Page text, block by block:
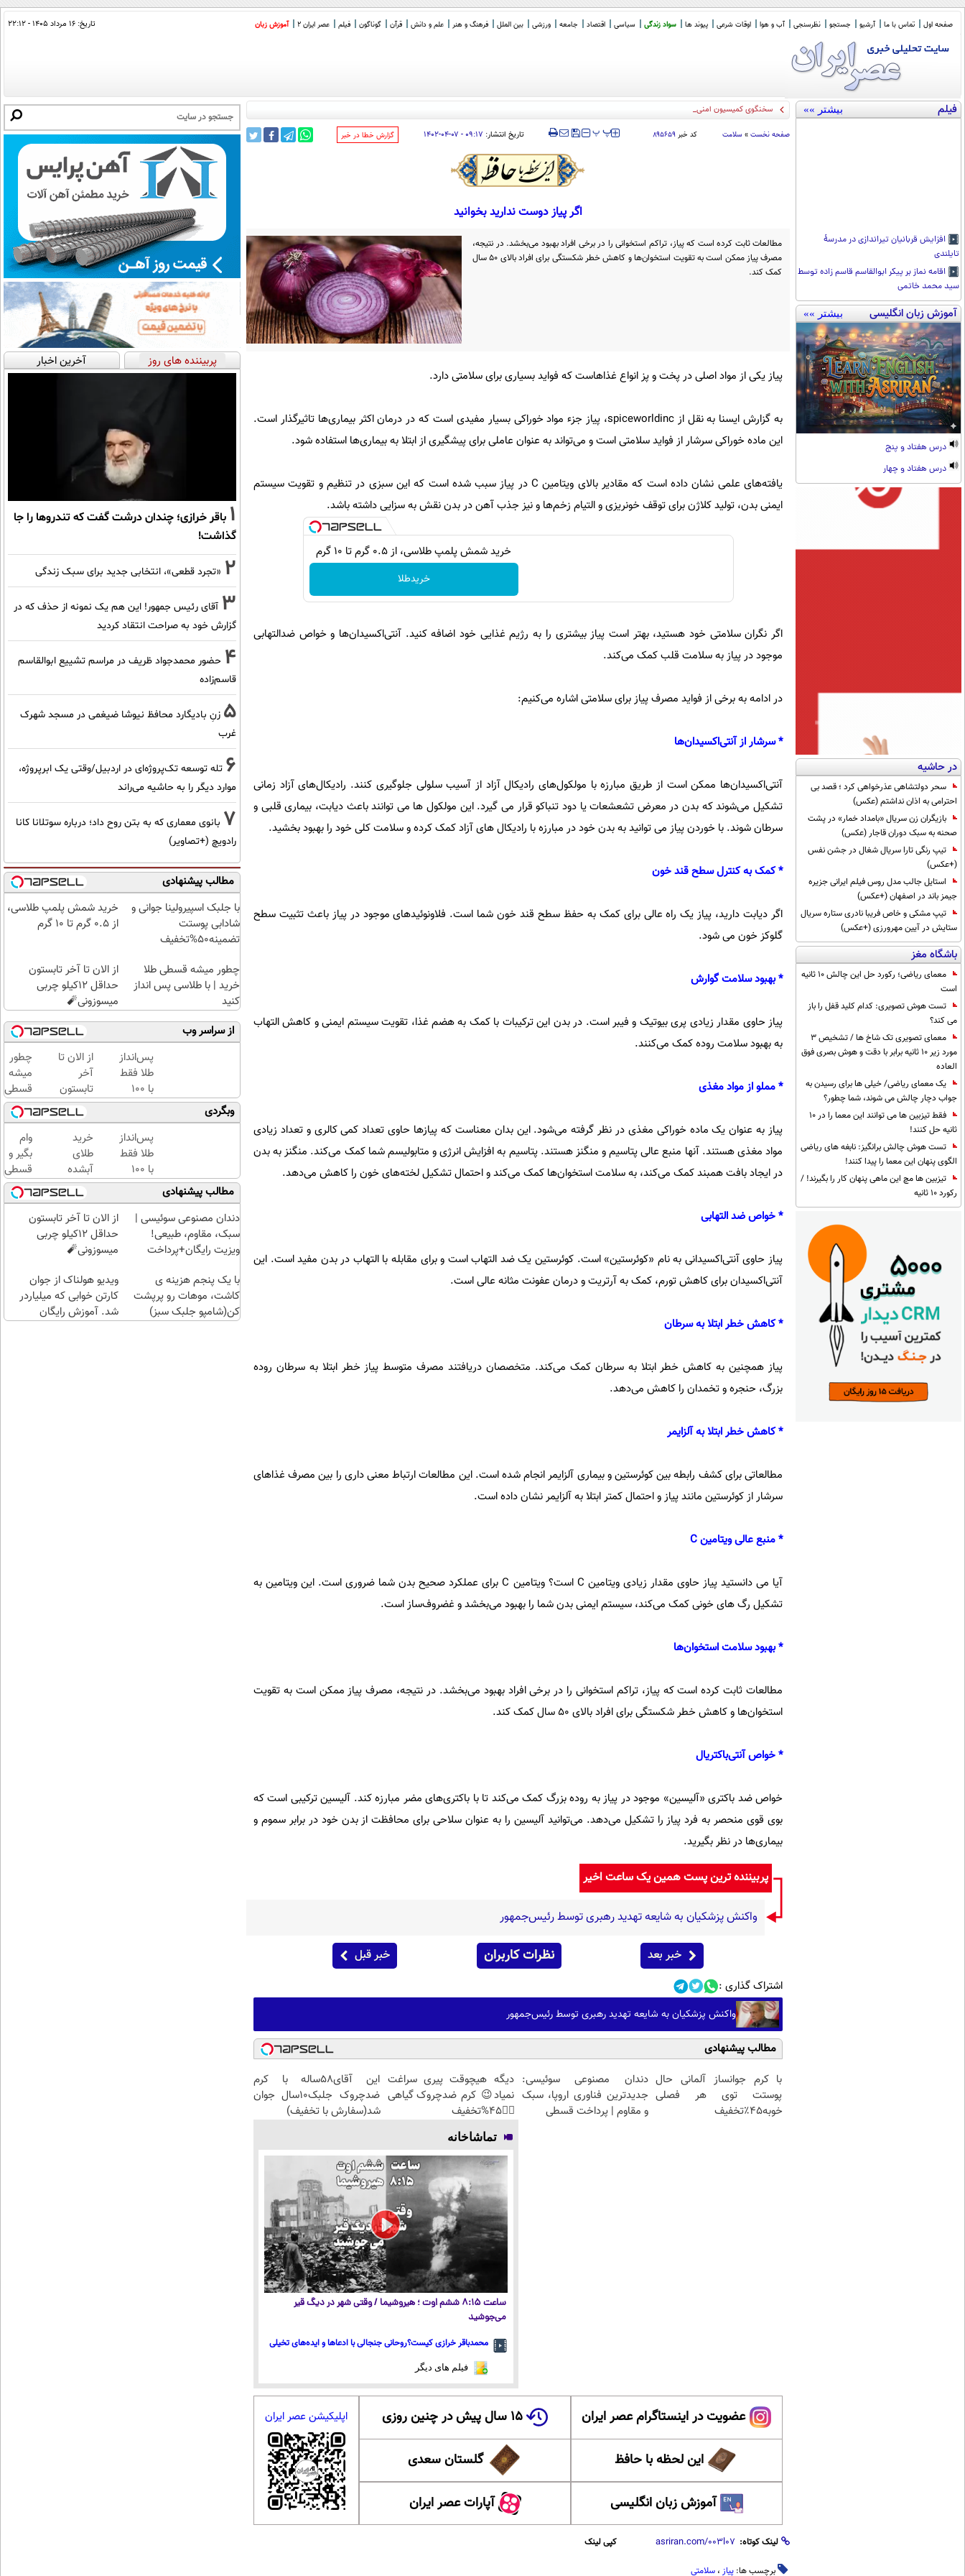
صفحه اول تماس با ما آرشیو جستجو نظرسنجی آب و هوا اوقات شرعی پیوند ها سواد زندگی سیاسی اقتصاد جامعه ورزشی بین الملل فرهنگ و هنر علم و دانش قرآن گوناگون فیلم عصر ایران 2 آموزش زبان تاریخ: ۱۶ مرداد ۱۴۰۵ - ۲۲:۱۲
فیلم بیشتر »»
افزایش قربانیان تیراندازی در مدرسۀ
تایلندی
اقامه نماز بر پیکر ابوالقاسم قاسم زاده توسط
سید محمد خاتمی
آموزش زبان انگلیسی بیشتر »»
درس هفتاد و پنج
درس هفتاد و چهار
در حاشیه
سحر دولتشاهی عذرخواهی کرد ؛ قصد بی
احترامی به اذان نداشتم (عکس)
بازیگران زن سریال «بامداد خمار» در پشت
صحنه به سبک دوران قاجار (عکس)
تیپ رنگی تارا سریال شغال در جشن نفس
(+عکس)
استایل جالب مدل روس فیلم ایرانی جزیره
جیمز باند در اصفهان (+عکس)
تیپ مشکی و خاص فریبا نادری ستاره سریال
ستایش در آیین مهرورزی (+عکس)
باشگاه مغز
معمای ریاضی؛ رکورد حل این چالش 10 ثانیه
است
تست هوش تصویری: کدام کلید قفل را باز
می کند؟
معمای تصویری تک شاخ ها / تشخیص 3
مورد زیر 10 ثانیه برابر با دقت و هوش بصری فوق
العاده
یک معمای ریاضی/ خیلی ها برای رسیدن به
جواب دچار چالش می شوند، شما چطور؟
فقط تیزبین ها می توانند این معما را در 10
ثانیه حل کنند!
تست هوش چالش برانگیز: نابغه های ریاضی
الگوی پنهان این معما را پیدا کنند!
تیزبین ها مچ این ماهی پنهان کار را بگیرند! /
رکورد 10 ثانیه
سخنگوی کمیسیون امنیت: چارچوب کلی مذاکرا
صفحه نخست » سلامت کد خبر۸۹۵۶۵۹ ‍‍‍ پ پ تاریخ انتشار: ۰۹:۱۷ - ۰۷-۰۴-۱۴۰۲ ‌گزارش خطا در خبر
اگر پیاز دوست ندارید بخوانید
مطالعات ثابت کرده است که پیاز، تراکم استخوانی را در برخی افراد بهبود می‌بخشد. در نتیجه،
مصرف پیاز ممکن است به تقویت استخوان‌ها و کاهش خطر شکستگی برای افراد بالای ۵۰ سال
کمک کند.
پیاز یکی از مواد اصلی در پخت و پز انواع غذاهاست که فواید بسیاری برای سلامتی دارد.
به گزارش ایسنا به نقل از spiceworldinc، پیاز جزء مواد خوراکی بسیار مفیدی است که در درمان اکثر بیماری‌ها تاثیرگذار است.
این ماده خوراکی سرشار از فواید سلامتی است و می‌تواند به عنوان عاملی برای پیشگیری از ابتلا به بیماری‌ها استفاده شود.
یافته‌های علمی نشان داده است که مقادیر بالای ویتامین C در پیاز سبب شده است که این سبزی در تنظیم و تقویت سیستم
ایمنی بدن، تولید کلاژن برای توقف خونریزی و التیام زخم‌ها و نیز جذب آهن در بدن نقش به سزایی داشته باشد.
خرید شمش پلمپ طلاسی، از ۰.۵ گرم تا ۱۰ گرم
خریدطلا
اگر نگران سلامتی خود هستید، بهتر است پیاز بیشتری را به رژیم غذایی خود اضافه کنید. آنتی‌اکسیدان‌ها و خواص ضدالتهابی
موجود در پیاز به سلامت قلب کمک می‌کند.
در ادامه به برخی از فواید مصرف پیاز برای سلامتی اشاره می‌کنیم:
* سرشار از آنتی‌اکسیدان‌ها
آنتی‌اکسیدان‌ها ممکن است از طریق مبارزه با مولکول‌های رادیکال آزاد از آسیب سلولی جلوگیری کنند. رادیکال‌های آزاد زمانی
تشکیل می‌شوند که بدن در معرض تشعشعات یا دود تنباکو قرار می گیرد. این مولکول ها می توانند باعث دیابت، بیماری قلبی و
سرطان شوند. با خوردن پیاز می توانید به بدن خود در مبارزه با رادیکال های آزاد کمک کرده و سلامت کلی خود را بهبود بخشید.
* کمک به کنترل سطح قند خون
اگر دیابت دارید، پیاز یک راه عالی برای کمک به حفظ سطح قند خون شما است. فلاونوئیدهای موجود در پیاز باعث تثبیت سطح
گلوکز خون می شود.
* بهبود سلامت گوارش
پیاز حاوی مقدار زیادی پری بیوتیک و فیبر است. در بدن این ترکیبات با کمک به هضم غذا، تقویت سیستم ایمنی و کاهش التهاب
به بهبود سلامت روده کمک می‌کنند.
* مملو از مواد مغذی
پیاز به عنوان یک ماده خوراکی مغذی در نظر گرفته می‌شود. این بدان معناست که پیازها حاوی تعداد کمی کالری و تعداد زیادی
مواد مغذی هستند. آنها منبع عالی پتاسیم و منگنز هستند. پتاسیم به افزایش انرژی و متابولیسم شما کمک می‌کند. منگنز به بدن
در ایجاد بافت همبند کمک می‌کند، به سلامت استخوان‌ها کمک می‌کند و احتمال تشکیل لخته‌های خون را کاهش می‌دهد.
* خواص ضد التهابی
پیاز حاوی آنتی‌اکسیدانی به نام «کوئرستین» است. کوئرستین یک ضد التهاب است و برای مقابله با التهاب در بدن مفید است. این
آنتی‌اکسیدان برای کاهش تورم، کمک به آرتریت و درمان عفونت مثانه عالی است.
* کاهش خطر ابتلا به سرطان
پیاز همچنین به کاهش خطر ابتلا به سرطان کمک می‌کند. متخصصان دریافتند مصرف متوسط ​​پیاز خطر ابتلا به سرطان روده
بزرگ، حنجره و تخمدان را کاهش می‌دهد.
* کاهش خطر ابتلا به آلزایمر
مطالعاتی برای کشف رابطه بین کوئرستین و بیماری آلزایمر انجام شده است. این مطالعات ارتباط معنی داری را بین مصرف غذاهای
سرشار از کوئرستین مانند پیاز و احتمال کمتر ابتلا به آلزایمر نشان داده است.
* منبع عالی ویتامین C
آیا می دانستید پیاز حاوی مقدار زیادی ویتامین C است؟ ویتامین C برای عملکرد صحیح بدن شما ضروری است. این ویتامین به
تشکیل رگ های خونی کمک می‌کند، سیستم ایمنی بدن شما را بهبود می‌بخشد و غضروف‌ساز است.
* بهبود سلامت استخوان‌ها
مطالعات ثابت کرده است که پیاز، تراکم استخوانی را در برخی افراد بهبود می‌بخشد. در نتیجه، مصرف پیاز ممکن است به تقویت
استخوان‌ها و کاهش خطر شکستگی برای افراد بالای ۵۰ سال کمک کند.
* خواص آنتی‌باکتریال
خواص ضد باکتری «آلیسین» موجود در پیاز به روده بزرگ کمک می‌کند تا با باکتری‌های مضر مبارزه کند. آلیسین ترکیبی است که
بوی قوی منحصر به فرد پیاز را تشکیل می‌دهد. می‌توانید آلیسین را به عنوان سلاحی برای محافظت از بدن خود در برابر سموم و
بیماری‌ها در نظر بگیرید.
پربیننده ترین پست همین یک ساعت اخیر
واکنش پزشکیان به شایعه تهدید رهبری توسط رئیس‌جمهور
خبر بعد نظرات کاربران خبر قبل
اشتراک گذاری :
واکنش پزشکیان به شایعه تهدید رهبری توسط رئیس‌جمهور
مطالب پیشنهادی
با کرم جوانساز آلمانی حال
پوستت توی هر فصلی
خوبه۴۵٪تخفیف
دندان مصنوعی سوئیسی:
جدیدترین فناوری اروپا، سبک
و مقاوم | پرداخت قسطی
دیگه هیچوقت پیری سراغت
نمیاد😉 کرم ضدچروک گیاهی
👈🏻45%تخفیف
این آقای58ساله با کرم
ضدچروک جلبک10سال جوان
شد(سفارش با تخفیف)
تماشاخانه
ساعت ۸:۱۵ ششم اوت ؛ هیروشیما / وقتی شهر در دیگ قیر
می‌جوشید
محمدباقر خرازی کیست؟روحانی جنجالی با ادعاها و ایده‌های تخیلی
فیلم های دیگر
عضویت در اینستاگرام عصر ایران ۱۵ سال پیش در چنین روزی
این لحظه با حافظ گلستان سعدی
آموزش زبان انگلیسی آپارات عصر ایران
اپلیکیشن عصر ایران
لینک کوتاه: کپی لینک
برچسب ها: پیاز ، سلامتی
پربیننده های روز آخرین اخبار
1 باقر خرازی؛ چندان درشت گفت که تندروها را جا
گذاشت!
2 «تجرد قطعی»، انتخابی جدید برای سبک زندگی
3 آقای رئیس جمهور! این هم یک نمونه از حذف که در
گزارش خود به صراحت انتقاد کردید
4 حضور محمدجواد ظریف در مراسم تشییع ابوالقاسم
قاسم‌زاده
5 زنِ بادیگارد محافظ نیوشا ضیغمی در مسجد شهرک
غرب
6 تله توسعه تک‌پروژه‌ای در اردبیل/وقتی یک ابرپروژه،
موارد دیگر را به حاشیه می‌راند
7 بانوی معماری که به بتن روح داد؛ درباره سوتلانا کانا
رادویچ (+تصاویر)
مطالب پیشنهادی
با جلبک اسپیرولینا جوانی و
شادابی پوستت
تضمینه50%تخفیف
خرید شمش پلمپ طلاسی،
از ۰.۵ گرم تا ۱۰ گرم
چطور میشه قسطی طلا
خرید | با طلاسی پس انداز
کنید
از الان تا آخر تابستون
حداقل 12کیلو چربی
میسوزونی🧨
از سراسر وب
پس‌انداز
طلا فقط
با ۱۰۰
هزارتومان
(امن و
راحت)
از الان تا
آخر
تابستون
حداقل
12کیلو
چربی
میسوزونی
🧨
چطور
میشه
قسطی
طلا
خرید |
با
طلاسی
پس
انداز
کنید
وبگردی
پس‌انداز
طلا فقط
با ۱۰۰
هزارتومان
(امن و
راحت)
خرید
طلای
آبشده
حتی با
۱۰۰هزارتومان
وام
بگیر و
قسطی
طلا
بخر!
چی از
احراز
کن
مطالب پیشنهادی
دندان مصنوعی سوئیسی |
سبک، مقاوم، طبیعی!
ویزیت رایگان+پرداخت
از الان تا آخر تابستون
حداقل 12کیلو چربی
میسوزونی🧨
با یک پنجم هزینه ی
کاشت، موهات رو پرپشت
کن(شامپو جلبک سبز)
ویدیو هولناک از جوان
کارتن خوابی که میلیاردر
شد. آموزش رایگان